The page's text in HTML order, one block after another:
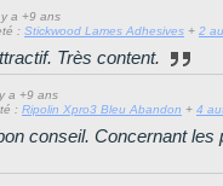
a +9 ans
: Stickwood Lames Adhesives + 2
Très content.
a +9 ans
: Ripolin Xpro3 Bleu Abandon + 4
conseil. Concernant les